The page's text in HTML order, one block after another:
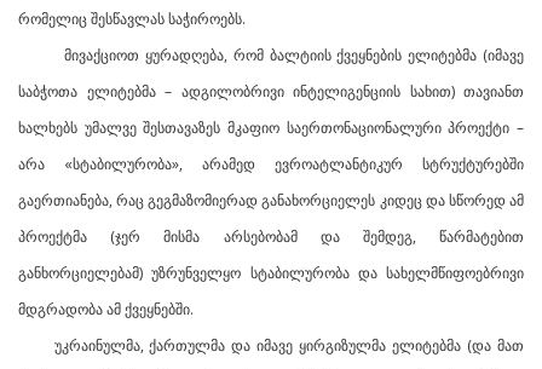
რომელიც შესწავლას საჭიროებს.
მივაქციოთ ყურადღება, რომ ბალტიის ქვეყნების ელიტებმა (იმავე
საბჭოთა ელიტებმა – ადგილობრივი ინტელიგენციის სახით) თავიანთ
ხალხებს უმალვე შესთავაზეს მკაფიო საერთონაციონალური პროექტი –
არა «სტაბილურობა», არამედ ევროატლანტიკურ სტრუქტურებში
გაერთიანება, რაც გეგმაზომიერად განახორციელეს კიდეც და სწორედ ამ
პროექტმა (ჯერ მისმა არსებობამ და შემდეგ, წარმატებით
განხორციელებამ) უზრუნველყო სტაბილურობა და სახელმწიფოებრივი
მდგრადობა ამ ქვეყნებში.
უკრაინულმა, ქართულმა და იმავე ყირგიზულმა ელიტებმა (და მათ